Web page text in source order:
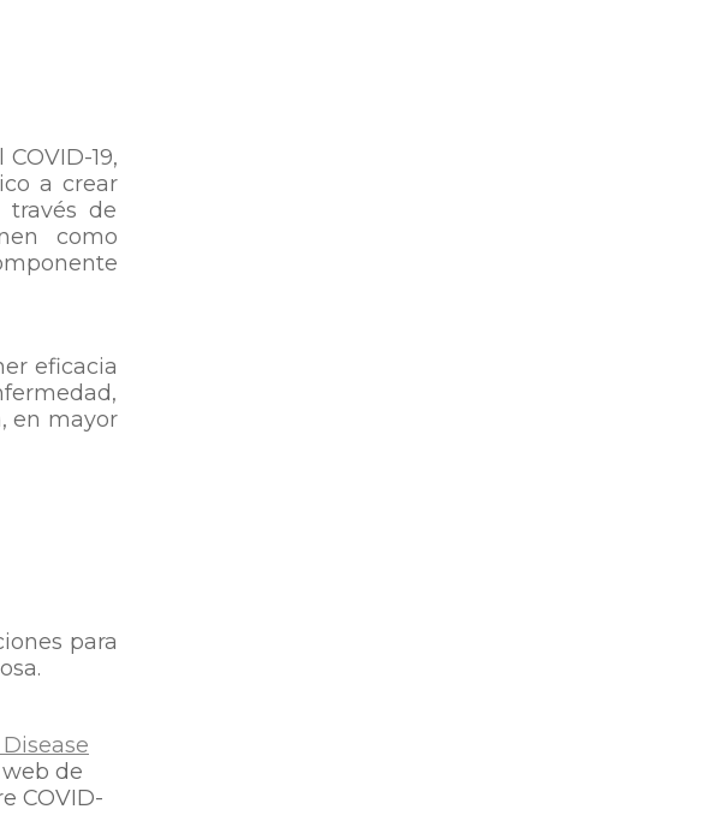
19,
a crear
través de
como
eficacia
en mayor
para
de
COVID-